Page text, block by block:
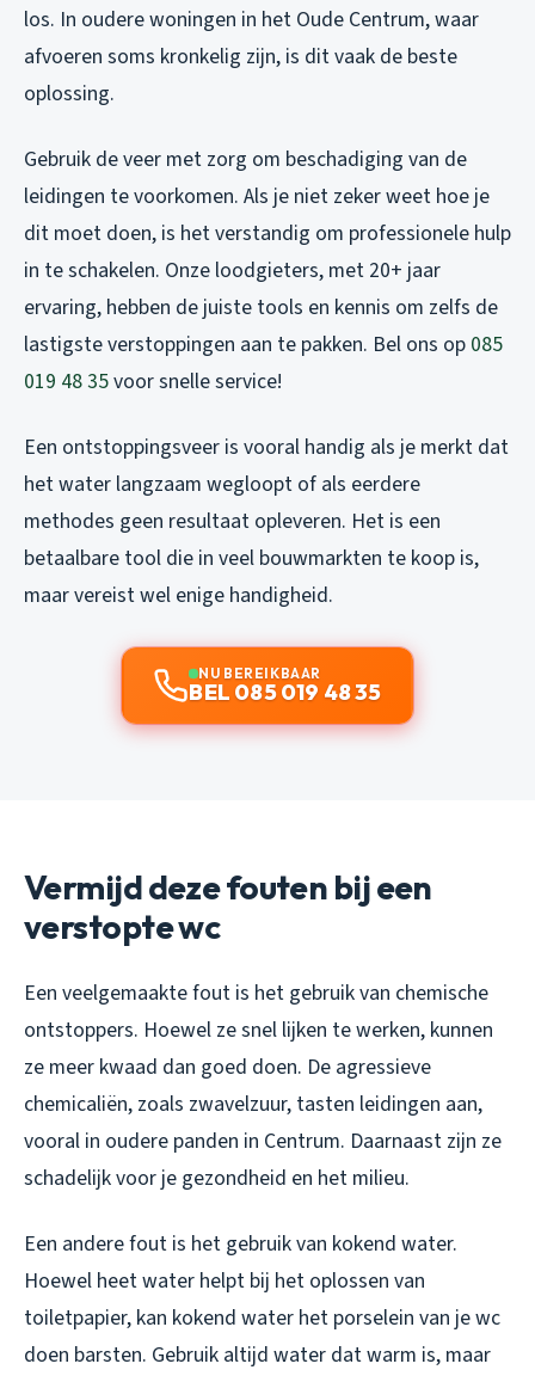
los. In oudere woningen in het Oude Centrum, waar
afvoeren soms kronkelig zijn, is dit vaak de beste
oplossing.
Gebruik de veer met zorg om beschadiging van de
leidingen te voorkomen. Als je niet zeker weet hoe je
dit moet doen, is het verstandig om professionele hulp
in te schakelen. Onze loodgieters, met 20+ jaar
ervaring, hebben de juiste tools en kennis om zelfs de
lastigste verstoppingen aan te pakken. Bel ons op 085
019 48 35voor snelle service!
Een ontstoppingsveer is vooral handig als je merkt dat
het water langzaam wegloopt of als eerdere
methodes geen resultaat opleveren. Het is een
betaalbare tool die in veel bouwmarkten te koop is,
maar vereist wel enige handigheid.
NU BEREIKBAAR
BEL 085 019 48 35
Vermijd deze fouten bij een
verstopte wc
Een veelgemaakte fout is het gebruik van chemische
ontstoppers. Hoewel ze snel lijken te werken, kunnen
ze meer kwaad dan goed doen. De agressieve
chemicaliën, zoals zwavelzuur, tasten leidingen aan,
vooral in oudere panden in Centrum. Daarnaast zijn ze
schadelijk voor je gezondheid en het milieu.
Een andere fout is het gebruik van kokend water.
Hoewel heet water helpt bij het oplossen van
toiletpapier, kan kokend water het porselein van je wc
doen barsten. Gebruik altijd water dat warm is, maar